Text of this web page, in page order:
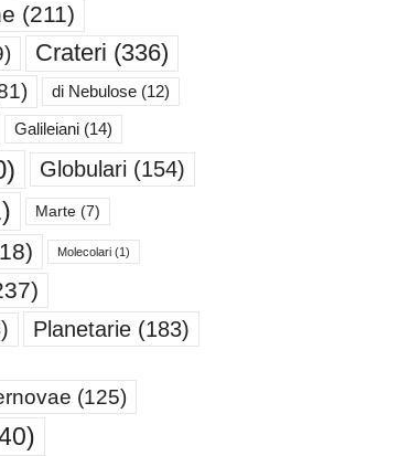
(211)
Crateri (336)
di Nebulose(12)
Galileiani(14)
Globulari (154)
Marte(7)
Molecolari(1)
Planetarie(183)
(125)